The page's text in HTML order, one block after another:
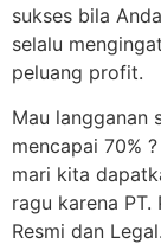
sukses bila
selalu
peluang profit.
Mau langganan
mencapai 70%
mari kita
ragu karena
Resmi dan